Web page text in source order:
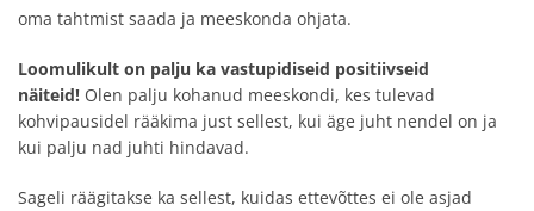
oma tahtmist saada ja meeskonda ohjata.
Loomulikult on palju ka vastupidiseid positiivseid
näiteid! Olen palju kohanud meeskondi, kes tulevad
kohvipausidel rääkima just sellest, kui äge juht nendel on ja
kui palju nad juhti hindavad.
Sageli räägitakse ka sellest, kuidas ettevõttes ei ole asjad